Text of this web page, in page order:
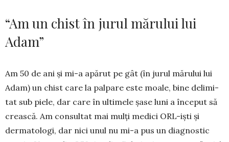
“Am un chist în jurul mărului lui
Adam”
Am 50 de ani și mi-a apărut pe gât (în jurul mărului lui
Adam) un chist care la palpare este moale, bine delimi­
tat sub piele, dar care în ulti­mele șase luni a început să
crească. Am con­sultat mai mulți me­dici ORL-iști și
derma­tologi, dar nici unul nu mi-a pus un diagnostic